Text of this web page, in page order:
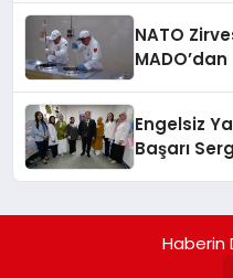
NATO
MADO’dan
Engelsiz
Başarı
Haberin